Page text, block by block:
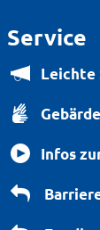
Service
Leichte
Infos